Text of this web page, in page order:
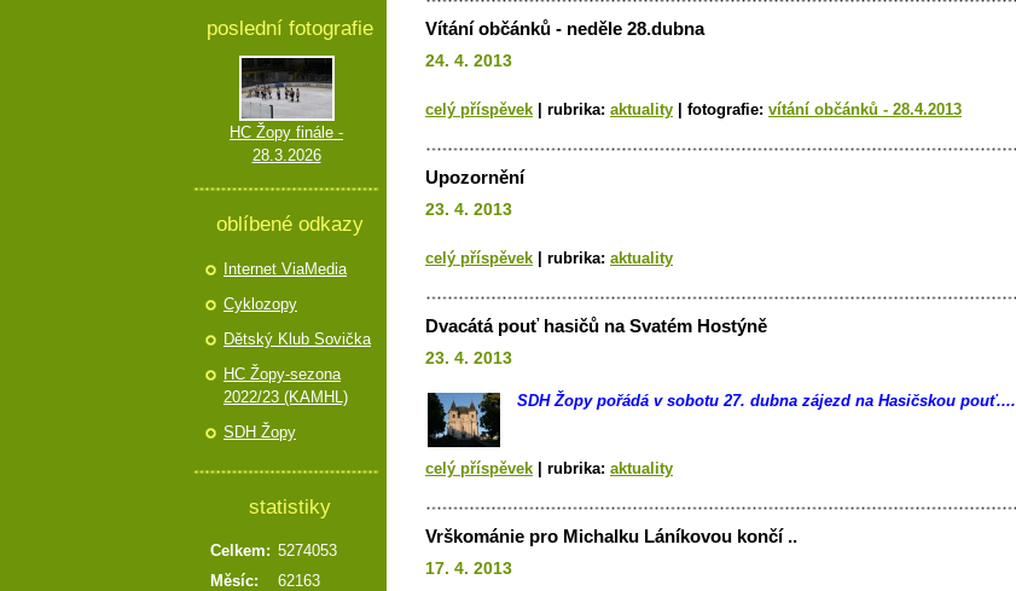
Vítání občánků - neděle 28.dubna
24. 4. 2013
celý příspěvek rubrika: aktuality fotografie: vítání občánků - 28.4.2013
Upozornění
23. 4. 2013
celý příspěvek rubrika: aktuality
Dvacátá pouť hasičů na Svatém Hostýně
23. 4. 2013
SDH Žopy pořádá v sobotu 27. dubna zájezd na Hasičskou pouť....
celý příspěvek rubrika: aktuality
Vrškománie pro Michalku Láníkovou končí ..
17. 4. 2013
poslední fotografie
HC Žopy finále -
28.3.2026
oblíbené odkazy
Internet ViaMedia
Cyklozopy
Dětský Klub Sovička
HC Žopy-sezona
2022/23 (KAMHL)
SDH Žopy
statistiky
Celkem: 5274053
Měsíc:
62163